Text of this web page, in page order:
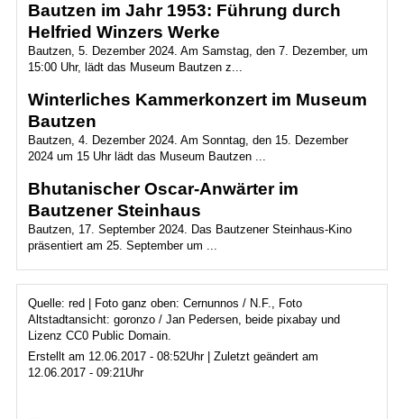
Bautzen im Jahr 1953: Führung durch
Helfried Winzers Werke
Bautzen, 5. Dezember 2024. Am Samstag, den 7. Dezember, um
15:00 Uhr, lädt das Museum Bautzen z...
Winterliches Kammerkonzert im Museum
Bautzen
Bautzen, 4. Dezember 2024. Am Sonntag, den 15. Dezember
2024 um 15 Uhr lädt das Museum Bautzen ...
Bhutanischer Oscar-Anwärter im
Bautzener Steinhaus
Bautzen, 17. September 2024. Das Bautzener Steinhaus-Kino
präsentiert am 25. September um ...
Quelle: red | Foto ganz oben: Cernunnos / N.F., Foto
Altstadtansicht: goronzo / Jan Pedersen, beide pixabay und
Lizenz CC0 Public Domain.
Erstellt am 12.06.2017 - 08:52Uhr | Zuletzt geändert am
12.06.2017 - 09:21Uhr